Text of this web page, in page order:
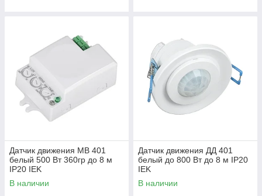
Датчик движения МВ 401
белый 500 Вт 360гр до 8 м
IP20 IEK
В наличии
Датчик движения ДД 401
белый до 800 Вт до 8 м IP20
IEK
В наличии